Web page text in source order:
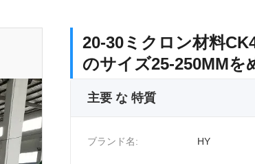
20-30ミクロン材料
のサイズ25-250MMを
主要 な 特質
ブランド名: HY